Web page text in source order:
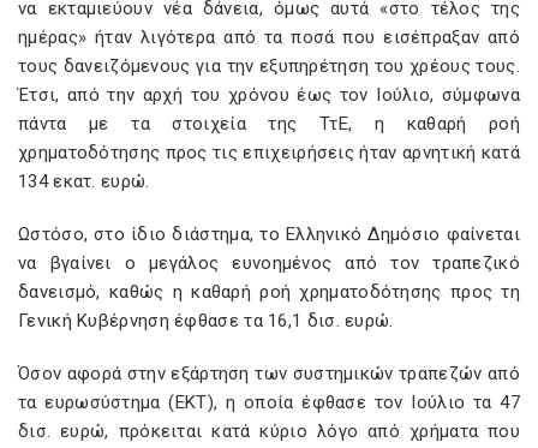
να εκταμιεύουν νέα δάνεια, όμως αυτά «στο τέλος της
ημέρας» ήταν λιγότερα από τα ποσά που εισέπραξαν από
τους δανειζόμενους για την εξυπηρέτηση του χρέους τους.
Έτσι, από την αρχή του χρόνου έως τον Ιούλιο, σύμφωνα
πάντα με τα στοιχεία της ΤτΕ, η καθαρή ροή
χρηματοδότησης προς τις επιχειρήσεις ήταν αρνητική κατά
134 εκατ. ευρώ.
Ωστόσο, στο ίδιο διάστημα, το Ελληνικό Δημόσιο φαίνεται
να βγαίνει ο μεγάλος ευνοημένος από τον τραπεζικό
δανεισμό, καθώς η καθαρή ροή χρηματοδότησης προς τη
Γενική Κυβέρνηση έφθασε τα 16,1 δισ. ευρώ.
Όσον αφορά στην εξάρτηση των συστημικών τραπεζών από
τα ευρωσύστημα (ΕΚΤ), η οποία έφθασε τον Ιούλιο τα 47
δισ. ευρώ, πρόκειται κατά κύριο λόγο από χρήματα που